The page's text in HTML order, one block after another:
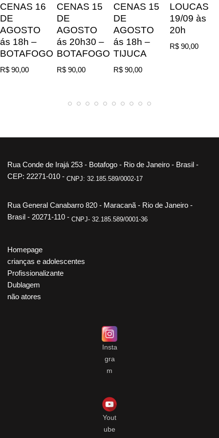
CENAS 16
DE
AGOSTO
ás 18h –
BOTAFOGO
R$ 90,00
CENAS 15
DE
AGOSTO
ás 20h30 –
BOTAFOGO
R$90,00
CENAS 15
DE
AGOSTO
ás 18h –
TIJUCA
R$90,00
LOUCAS
19/09 às
20h
R$ 90,00
Rua Conde de Irajá 253 - Botafogo - Rio de Janeiro - Brasil -
CEP: 22271-010 - CNPJ: 32.185.589/0002-17
Rua General Canabarro 820 - Maracanã - Rio de Janeiro -
Brasil - 20271-110 - CNPJ- 32.185.589/0001-36
Homepage
crianças e adolescentes
Profissionalizante
Dublagem
não atores
Insta
gra
m
Yout
ube